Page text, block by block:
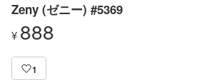
Zeny (ゼニー) #5369
¥ 888
1